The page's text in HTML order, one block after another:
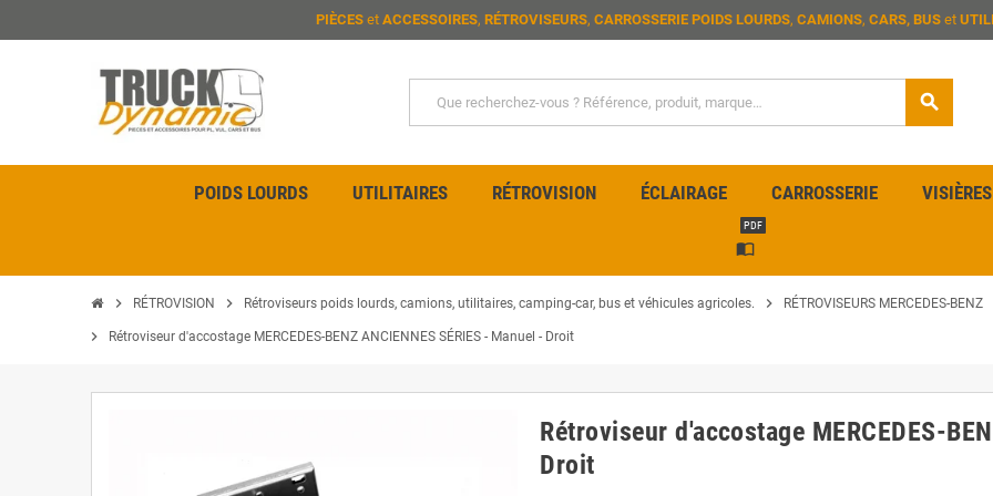
PIÈCESet ACCESSOIRES, RÉTROVISEURS, CARROSSERIE POIDS LOURDS, CAMIONS, CARS, BUSet
search
POIDS LOURDS UTILITAIRES RÉTROVISION ÉCLAIRAGE CARROSSERIE VISIÈRES
import_contacts
PDF
chevron_right RÉTROVISION chevron_right Rétroviseurs poids lourds, camions, utilitaires, camping-car, bus et véhicules agricoles. chevron_right RÉTROVISEURS MERCEDES-BENZ
chevron_right Rétroviseur d'accostage MERCEDES-BENZ ANCIENNES SÉRIES - Manuel - Droit
Rétroviseur d'accostage MERCEDES-
Droit